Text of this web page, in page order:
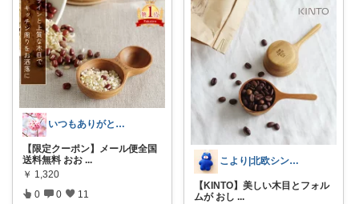
いつもありがとうございます🌸
【限定クーポン】メール便全国
送料無料 おお ...
￥ 1,320
0 0 11
こより|北欧シンプル淡色大好き保育士
【KINTO】美しい木目とフォル
ムが おし ...